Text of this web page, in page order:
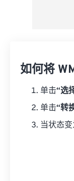
如何将
单击“选
单击“转
当状态